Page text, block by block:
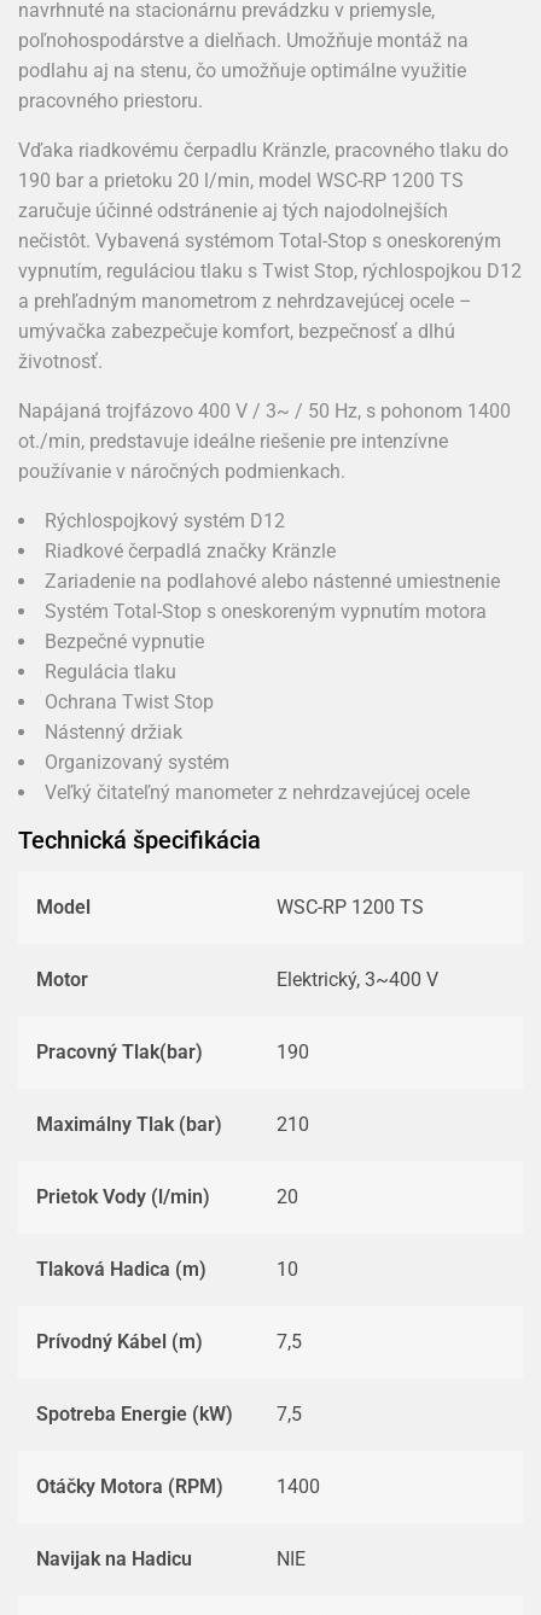
navrhnuté na stacionárnu prevádzku v priemysle,
poľnohospodárstve a dielňach. Umožňuje montáž na
podlahu aj na stenu, čo umožňuje optimálne využitie
pracovného priestoru.
Vďaka riadkovému čerpadlu Kränzle, pracovného tlaku do
190 bar a prietoku 20 l/min, model WSC-RP 1200 TS
zaručuje účinné odstránenie aj tých najodolnejších
nečistôt. Vybavená systémom Total-Stop s oneskoreným
vypnutím, reguláciou tlaku s Twist Stop, rýchlospojkou D12
a prehľadným manometrom z nehrdzavejúcej ocele –
umývačka zabezpečuje komfort, bezpečnosť a dlhú
životnosť.
Napájaná trojfázovo 400 V / 3~ / 50 Hz, s pohonom 1400
ot./min, predstavuje ideálne riešenie pre intenzívne
používanie v náročných podmienkach.
Rýchlospojkový systém D12
Riadkové čerpadlá značky Kränzle
Zariadenie na podlahové alebo nástenné umiestnenie
Systém Total-Stop s oneskoreným vypnutím motora
Bezpečné vypnutie
Regulácia tlaku
Ochrana Twist Stop
Nástenný držiak
Organizovaný systém
Veľký čitateľný manometer z nehrdzavejúcej ocele
Technická špecifikácia
Model WSC-RP 1200 TS
Motor Elektrický, 3~400 V
Pracovný Tlak(bar) 190
Maximálny Tlak (bar) 210
Prietok Vody (l/min) 20
Tlaková Hadica (m) 10
Prívodný Kábel (m) 7,5
Spotreba Energie (kW) 7,5
Otáčky Motora (RPM) 1400
Navijak na Hadicu NIE